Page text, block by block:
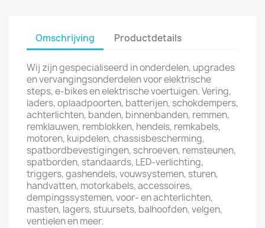
Omschrijving Productdetails
Wij zijn gespecialiseerd in onderdelen, upgrades
en vervangingsonderdelen voor elektrische
steps, e-bikes en elektrische voertuigen. Vering,
laders, oplaadpoorten, batterijen, schokdempers,
achterlichten, banden, binnenbanden, remmen,
remklauwen, remblokken, hendels, remkabels,
motoren, kuipdelen, chassisbescherming,
spatbordbevestigingen, schroeven, remsteunen,
spatborden, standaards, LED-verlichting,
triggers, gashendels, vouwsystemen, sturen,
handvatten, motorkabels, accessoires,
dempingssystemen, voor- en achterlichten,
masten, lagers, stuursets, balhoofden, velgen,
ventielen en meer.